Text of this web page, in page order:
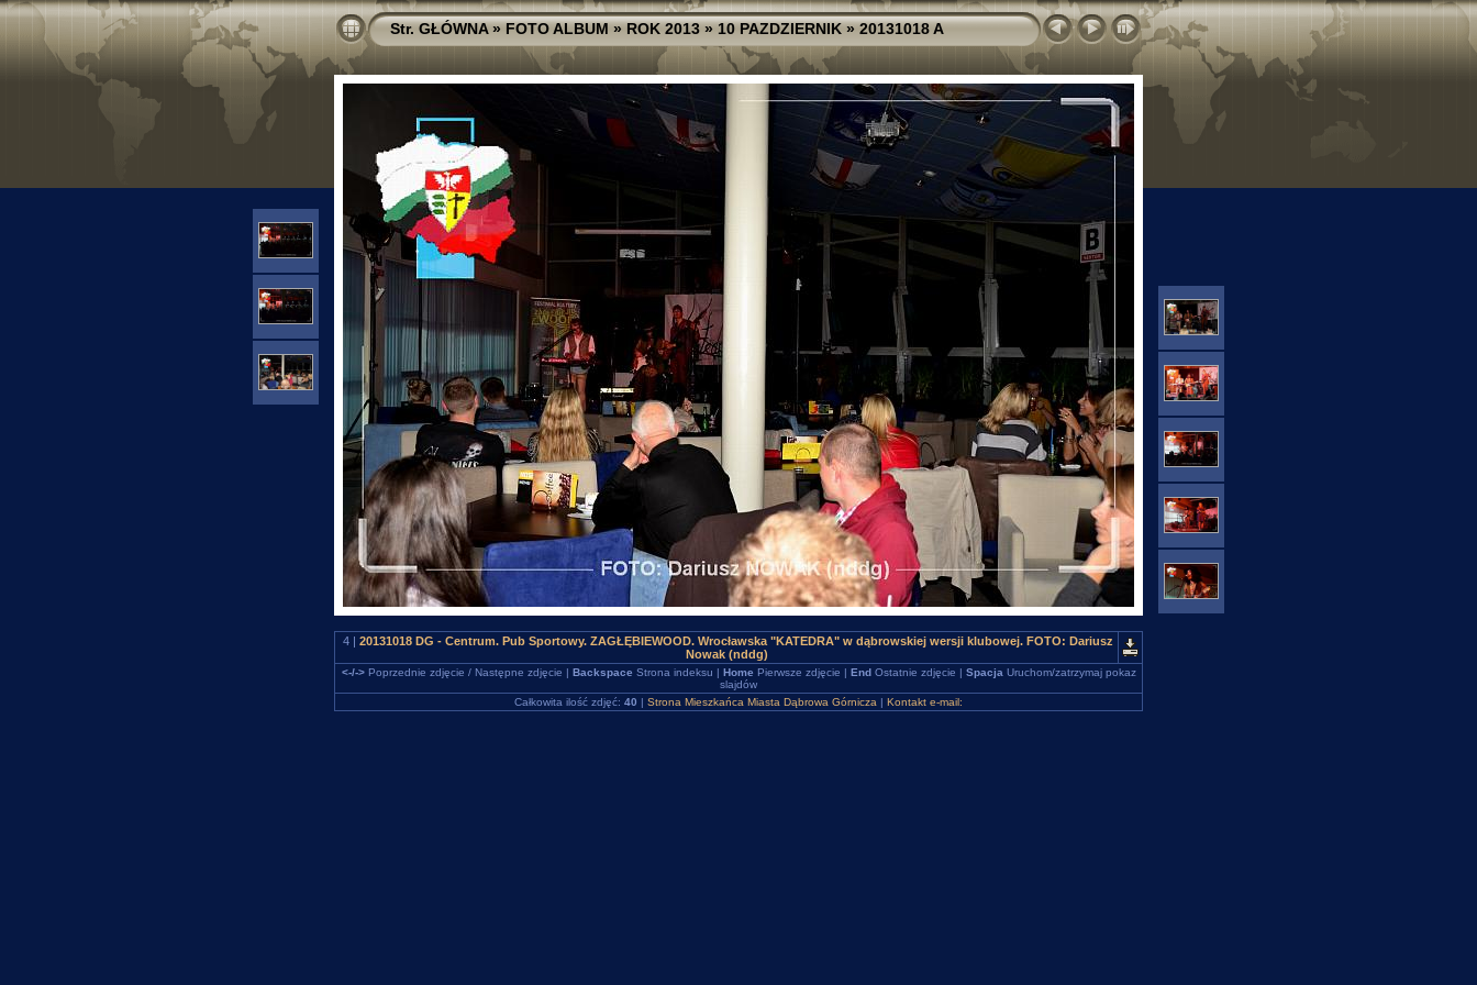
Str. GŁÓWNA»FOTO ALBUM»ROK 2013»10 PAZDZIERNIK»20131018 A
4 | 20131018 DG - Centrum. Pub Sportowy. ZAGŁĘBIEWOOD. Wrocławska "KATEDRA" w dąbrowskiej wersji klubowej. FOTO: Dariusz
Nowak (nddg)
<-/->Poprzednie zdjęcie / Następne zdjęcie | Backspace Strona indeksu | Home Pierwsze zdjęcie | EndOstatnie zdjęcie | Spacja Uruchom/zatrzymaj pokaz
slajdów
Całkowita ilość zdjęć: 40 | Strona Mieszkańca Miasta Dąbrowa Górnicza | Kontakt e-mail: